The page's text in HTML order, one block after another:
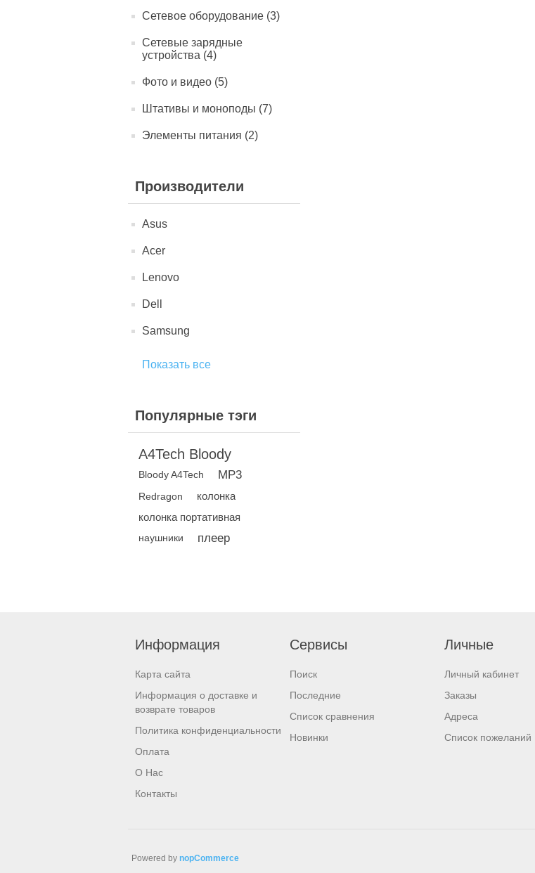
Сетевое оборудование (3)
Сетевые зарядные
устройства (4)
Фото и видео (5)
Штативы и моноподы (7)
Элементы питания (2)
Производители
Asus
Acer
Lenovo
Dell
Samsung
Показать все
Популярные тэги
A4Tech Bloody
Bloody A4Tech MP3
Redragon
колонка
колонка портативная
наушники плеер
Информация
Карта сайта
Информация о доставке и
возврате товаров
Политика конфиденциальности
Оплата
О Нас
Контакты
Сервисы
Поиск
Последние
Список сравнения
Новинки
Личные
Личный кабинет
Заказы
Адреса
Список пожеланий
Powered by nopCommerce